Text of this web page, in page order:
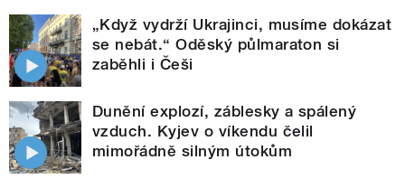
„Když vydrží Ukrajinci, musíme dokázat
se nebát.“ Oděský půlmaraton si
zaběhli i Češi
Dunění explozí, záblesky a spálený
vzduch. Kyjev o víkendu čelil
mimořádně silným útokům